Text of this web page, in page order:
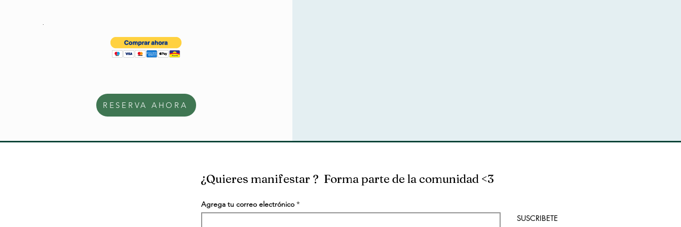
RESERVA AHORA
¿Quieres manifestar ? Forma parte de la comunidad <3
Agrega tu correo electrónico
SUSCRIBETE